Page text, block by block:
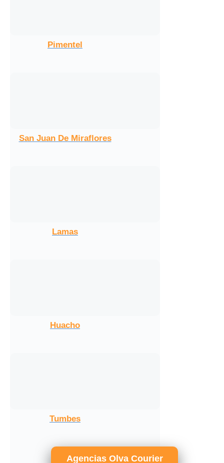
Pimentel
San Juan De Miraflores
Lamas
Huacho
Tumbes
Agencias Olva Courier